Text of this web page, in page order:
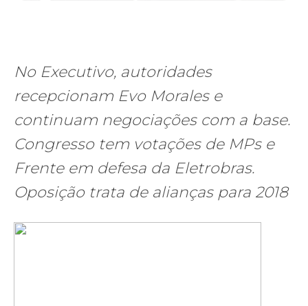
No Executivo, autoridades
recepcionam Evo Morales e
continuam negociações com a base.
Congresso tem votações de MPs e
Frente em defesa da Eletrobras.
Oposição trata de alianças para 2018